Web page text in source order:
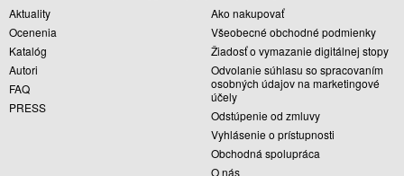
Aktuality
Ocenenia
Katalóg
Autori
FAQ
PRESS
Ako nakupovať
Všeobecné obchodné podmienky
Žiadosť o vymazanie digitálnej stopy
Odvolanie súhlasu so spracovaním
osobných údajov na marketingové
účely
Odstúpenie od zmluvy
Vyhlásenie o prístupnosti
Obchodná spolupráca
O nás